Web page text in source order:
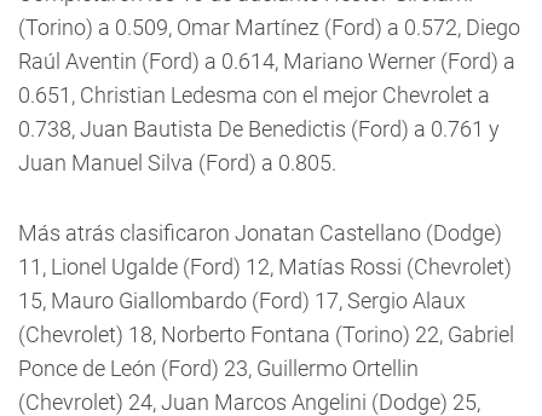
(Torino) a 0.509, Omar Martínez (Ford) a 0.572, Diego
Raúl Aventin (Ford) a 0.614, Mariano Werner (Ford) a
0.651, Christian Ledesma con el mejor Chevrolet a
0.738, Juan Bautista De Benedictis (Ford) a 0.761 y
Juan Manuel Silva (Ford) a 0.805.
Más atrás clasificaron Jonatan Castellano (Dodge)
11, Lionel Ugalde (Ford) 12, Matías Rossi (Chevrolet)
15, Mauro Giallombardo (Ford) 17, Sergio Alaux
(Chevrolet) 18, Norberto Fontana (Torino) 22, Gabriel
Ponce de León (Ford) 23, Guillermo Ortellin
(Chevrolet) 24, Juan Marcos Angelini (Dodge) 25,